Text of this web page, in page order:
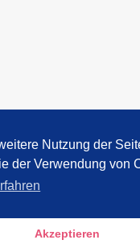
Nutzung der
der Verwendung von
Akzeptieren